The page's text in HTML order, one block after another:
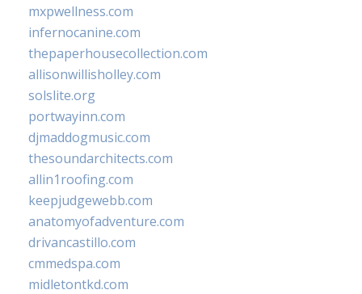
mxpwellness.com
infernocanine.com
thepaperhousecollection.com
allisonwillisholley.com
solslite.org
portwayinn.com
djmaddogmusic.com
thesoundarchitects.com
allin1roofing.com
keepjudgewebb.com
anatomyofadventure.com
drivancastillo.com
cmmedspa.com
midletontkd.com